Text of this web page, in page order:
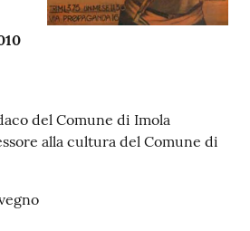
del Comune di Imola
alla cultura del Comune di